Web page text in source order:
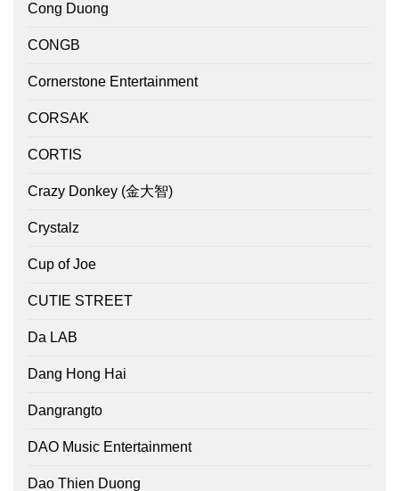
Cong Duong
CONGB
Cornerstone Entertainment
CORSAK
CORTIS
Crazy Donkey (金大智)
Crystalz
Cup of Joe
CUTIE STREET
Da LAB
Dang Hong Hai
Dangrangto
DAO Music Entertainment
Dao Thien Duong